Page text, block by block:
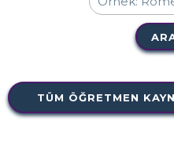
TÜM ÖĞRETMEN